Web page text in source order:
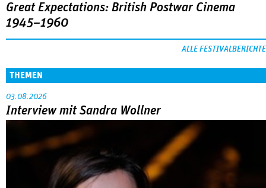
Great Expectations: British Postwar Cinema
1945–1960
ALLE FESTIVALBERICHTE
THEMEN
03.08.2026
Interview mit Sandra Wollner